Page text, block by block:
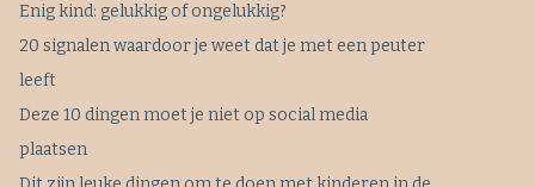
Enig kind: gelukkig of ongelukkig?
20 signalen waardoor je weet dat je met een peuter
leeft
Deze 10 dingen moet je niet op social media
plaatsen